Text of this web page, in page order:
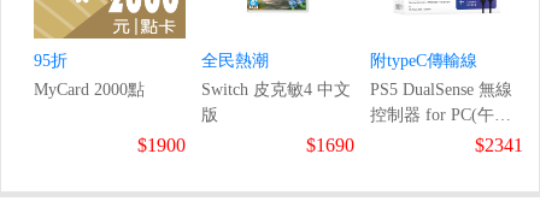
95折
MyCard 2000點
$1900
全民熱潮
Switch 皮克敏4 中文
版
$1690
附typeC傳輸線
PS5 DualSense 無線
控制器 for PC(午夜
$2341